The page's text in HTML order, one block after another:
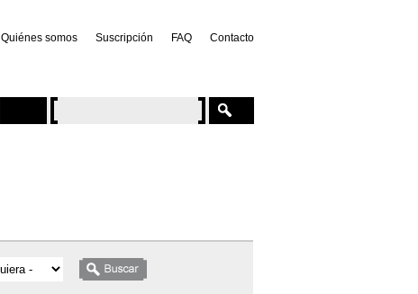
Quiénes somos Suscripción FAQ Contacto